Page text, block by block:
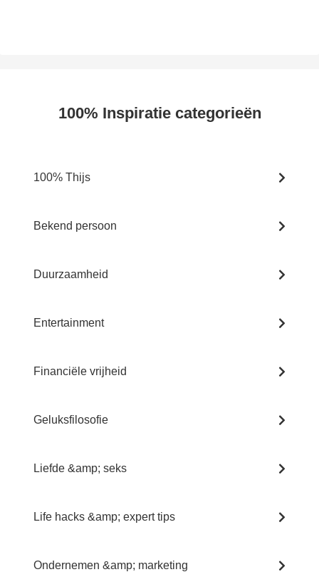
100% Inspiratie categorieën
100% Thijs
Bekend persoon
Duurzaamheid
Entertainment
Financiële vrijheid
Geluksfilosofie
Liefde &amp; seks
Life hacks &amp; expert tips
Ondernemen &amp; marketing